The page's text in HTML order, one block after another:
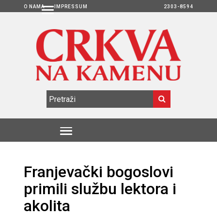
O NAMA IMPRESSUM 2303-8594
Franjevački bogoslovi
primili službu lektora i
akolita